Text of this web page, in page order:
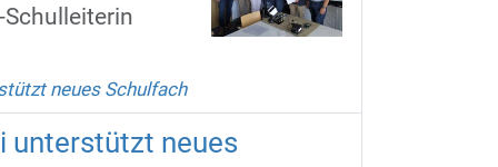
Schulleiterin
neues Schulfach
unterstützt neues